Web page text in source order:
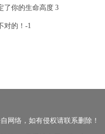
了你的生命高度 3
对的！-1
网络，如有侵权请联系删除！